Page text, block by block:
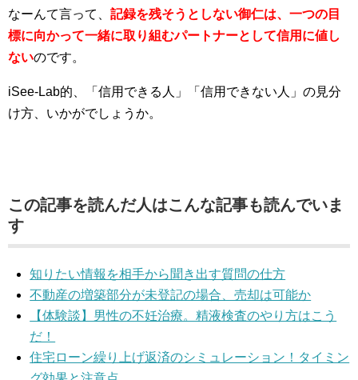
なーんて言って、 記録を残そうとしない御仁は、一つの目
標に向かって一緒に取り組むパートナーとして信用に値し
ないのです。
iSee-Lab的、「信用できる人」「信用できない人」の見分
け方、いかがでしょうか。
この記事を読んだ人はこんな記事も読んでいま
す
知りたい情報を相手から聞き出す質問の仕方
不動産の増築部分が未登記の場合、売却は可能か
【体験談】男性の不妊治療。精液検査のやり方はこう
だ！
住宅ローン繰り上げ返済のシミュレーション！タイミン